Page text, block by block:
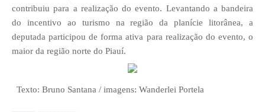
contribuiu para a realização do evento. Levantando a bandeira
do incentivo ao turismo na região da planície litorânea, a
deputada participou de forma ativa para realização do evento, o
maior da região norte do Piauí.
Texto: Bruno Santana / imagens: Wanderlei Portela